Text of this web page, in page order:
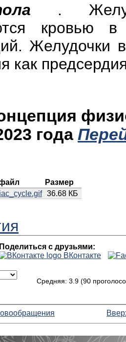
.
кровью в
Желудочки
как
года
Размер
36.68 КБ
Поделиться с друзьями:
ВКонтакте
Средняя: 3.9 (90